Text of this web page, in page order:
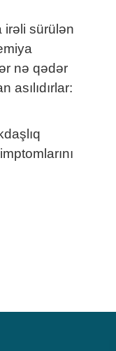
irəli sürülən
nə qədər